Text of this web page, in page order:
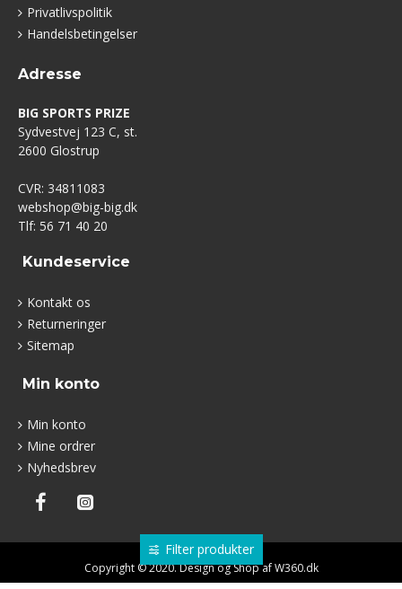
Privatlivspolitik
Handelsbetingelser
Adresse
BIG SPORTS PRIZE
Sydvestvej 123 C, st.
2600 Glostrup
CVR: 34811083
webshop@big-big.dk
Tlf: 56 71 40 20
Kundeservice
Kontakt os
Returneringer
Sitemap
Min konto
Min konto
Mine ordrer
Nyhedsbrev
Copyright © 2020. Design og Shop af W360.dk
Filter produkter